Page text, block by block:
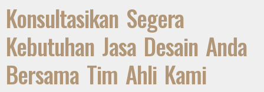
Konsultasikan Segera
Kebutuhan Jasa Desain Anda
Bersama Tim Ahli Kami